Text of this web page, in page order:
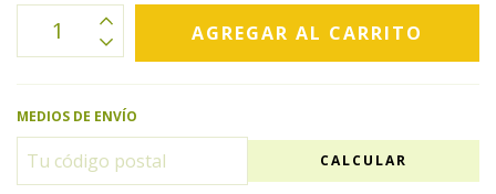
MEDIOS DE ENVÍO
CALCULAR